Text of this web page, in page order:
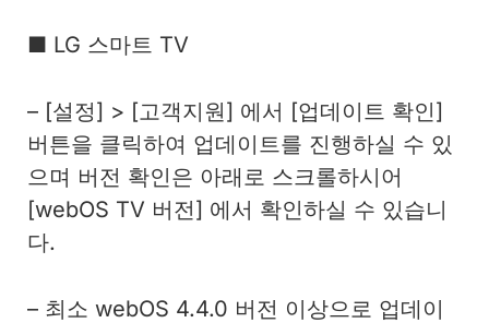
■ LG 스마트 TV
– [설정] > [고객지원] 에서 [업데이트 확인]
버튼을 클릭하여 업데이트를 진행하실 수 있
으며 버전 확인은 아래로 스크롤하시어
[webOS TV 버전] 에서 확인하실 수 있습니
다.
– 최소 webOS 4.4.0 버전 이상으로 업데이